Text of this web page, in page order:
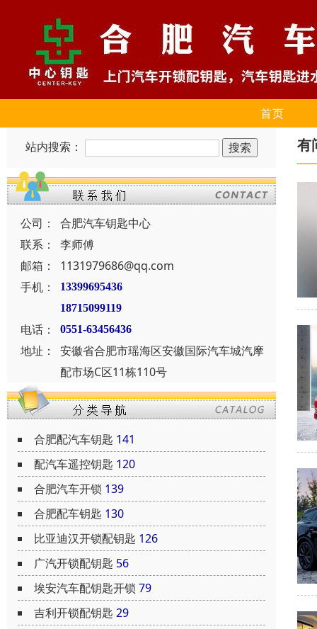
首页
站内搜索：
公司：
合肥汽车钥匙中心
联系：
李师傅
邮箱：
1131979686@qq.com
手机：
13399695436
18715099119
电话： 0551-63456436
地址：
安徽省合肥市瑶海区安徽国际汽车城汽摩
配市场C区11栋110号
合肥配汽车钥匙 141
配汽车遥控钥匙 120
合肥汽车开锁 139
合肥配车钥匙 130
比亚迪汉开锁配钥匙 126
广汽开锁配钥匙 56
埃安汽车配钥匙开锁 79
吉利开锁配钥匙 29
有